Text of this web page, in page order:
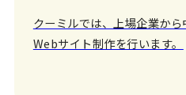
クーミルでは、上場企業か
Webサイト制作を行います。